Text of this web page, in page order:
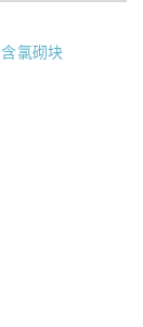
含氯砌块